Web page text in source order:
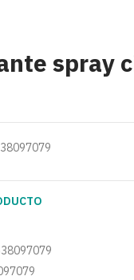
spray